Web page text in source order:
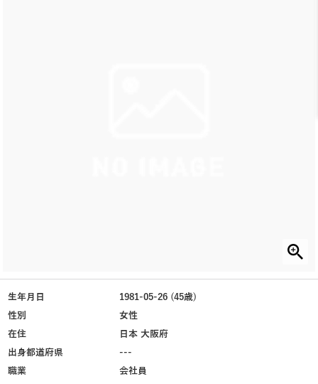
生年月日
1981-05-26 (45歳)
性別
女性
在住
日本 大阪府
出身都道府県
---
職業
会社員